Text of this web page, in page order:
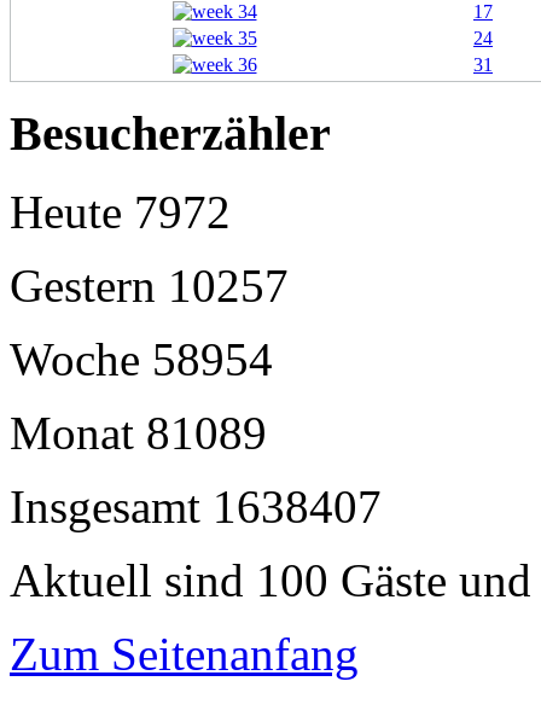
17
24
31
Besucherzähler
Heute 7972
Gestern 10257
Woche 58954
Monat 81089
Insgesamt 1638407
Aktuell sind 100 Gäste
Zum Seitenanfang